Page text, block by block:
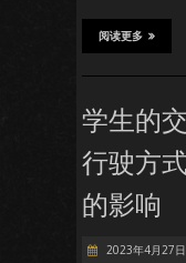
阅读更多
学生的
行驶方
的影响
2023年4月27日